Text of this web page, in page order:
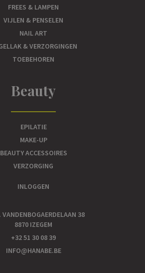
FREES & LAMPEN
VIJLEN & PENSELEN
NAIL ART
& VERZORGINGEN
TOEBEHOREN
Beauty
EPILATIE
MAKE-UP
BEAUTY ACCESSOIRES
VERZORGING
INLOGGEN
VANDENBOGAERDELAAN 38
8870 IZEGEM
+32 51 30 08 39
INFO@HANABE.BE